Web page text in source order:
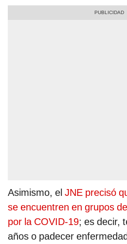
Asimismo, el JNE precisó
se encuentren en grupos
por la COVID-19; es decir,
años o padecer